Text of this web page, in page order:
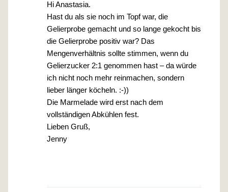
Hi Anastasia.
Hast du als sie noch im Topf war, die
Gelierprobe gemacht und so lange gekocht bis
die Gelierprobe positiv war? Das
Mengenverhältnis sollte stimmen, wenn du
Gelierzucker 2:1 genommen hast – da würde
ich nicht noch mehr reinmachen, sondern
lieber länger köcheln. :-))
Die Marmelade wird erst nach dem
vollständigen Abkühlen fest.
Lieben Gruß,
Jenny